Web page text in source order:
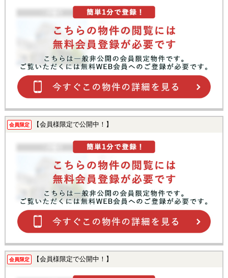
会員限定 【会員様限定で公開中！】
会員限定 【会員様限定で公開中！】